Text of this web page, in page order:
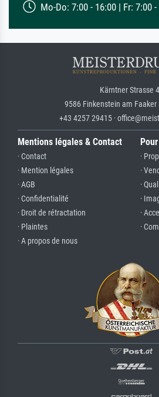
Mo-Do: 7:00 - 16:00 | Fr: 7:00
Kärntner Strasse
9586 Finkenstein am Faaker
+43 4257 29415 ·
Mentions légales & Contact
· Contact
· Mention légales
· AGB
· Confidentialité
· Droit de rétractation
· Plaintes
· A propos de nous
·
·
·
·
·
·